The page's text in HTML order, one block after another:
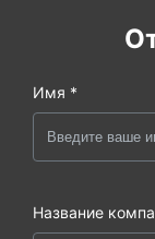
Имя *
Название